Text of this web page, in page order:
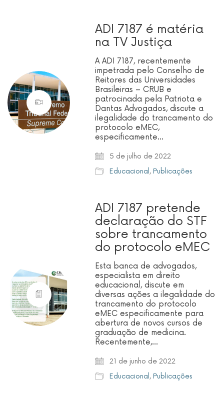
ADI 7187 é matéria
na TV Justiça
A ADI 7187, recentemente
impetrada pelo Conselho de
Reitores das Universidades
Brasileiras – CRUB e
patrocinada pela Patriota e
Dantas Advogados, discute a
ilegalidade do trancamento do
protocolo eMEC,
especificamente…
5 de julho de 2022
Educacional ,Publicações
ADI 7187 pretende
declaração do STF
sobre trancamento
do protocolo eMEC
Esta banca de advogados,
especialista em direito
educacional, discute em
diversas ações a ilegalidade do
trancamento do protocolo
eMEC especificamente para
abertura de novos cursos de
graduação de medicina.
Recentemente,…
21 de junho de 2022
Educacional ,Publicações